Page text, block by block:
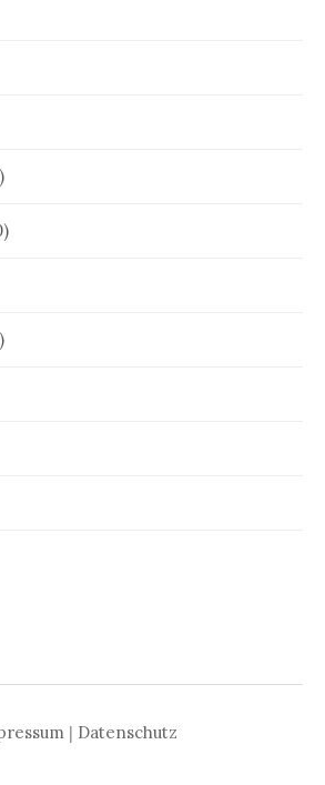
| Datenschutz